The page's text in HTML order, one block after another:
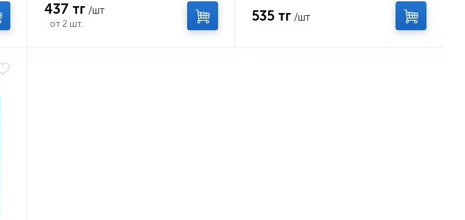
437 тг /шт
от 2 шт. 535 тг /шт